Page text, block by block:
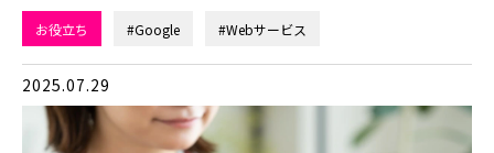
お役立ち #Google #Webサービス
2025.07.29